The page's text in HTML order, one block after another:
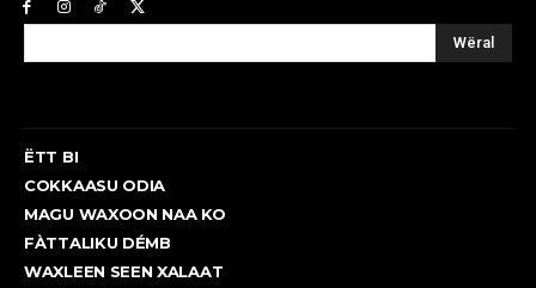
Wëral
ËTT BI
COKKAASU ODIA
MAGU WAXOON NAA KO
FÀTTALIKU DÉMB
WAXLEEN SEEN XALAAT